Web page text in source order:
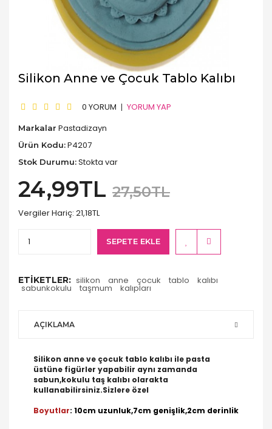
Silikon Anne ve Çocuk Tablo Kalıbı
0 YORUM YORUM YAP
Markalar Pastadizayn
Ürün Kodu:P4207
Stok Durumu:Stokta var
24,99TL 27,50TL
Vergiler Hariç: 21,18TL
SEPETE EKLE
ETIKETLER: silikon anne çocuk tablo kalıbı
sabunkokulu taşmum kalıpları
AÇIKLAMA
Silikon anne ve çocuk tablo kalıbı ile pasta
üstüne figürler yapabilir aynı zamanda
sabun,kokulu taş kalıbı olarakta
kullanabilirsiniz.Sizlere özel
Boyutlar: 10cm uzunluk,7cm genişlik,2cm derinlik